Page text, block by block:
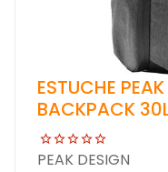
ESTUCHE
BACKPACK
PEAK DESIGN